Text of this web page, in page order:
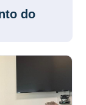
do